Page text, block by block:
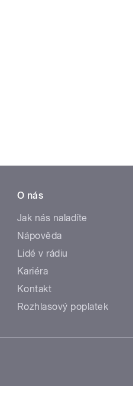
O nás
Jak nás naladíte
Nápověda
Lidé v rádiu
Kariéra
Kontakt
Rozhlasový poplatek